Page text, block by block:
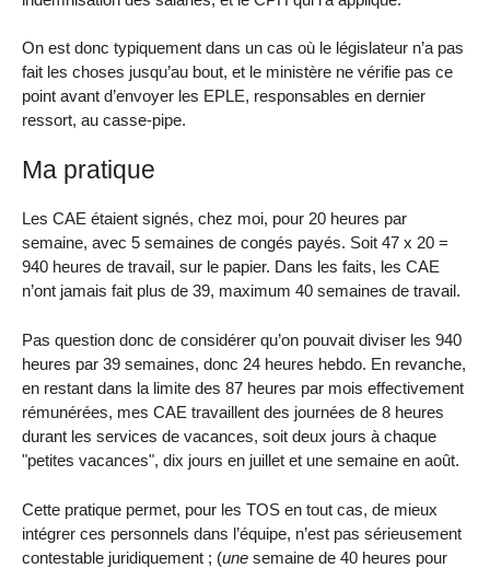
On est donc typiquement dans un cas où le législateur n’a pas
fait les choses jusqu’au bout, et le ministère ne vérifie pas ce
point avant d’envoyer les EPLE, responsables en dernier
ressort, au casse-pipe.
Ma pratique
Les CAE étaient signés, chez moi, pour 20 heures par
semaine, avec 5 semaines de congés payés. Soit 47 x 20 =
940 heures de travail, sur le papier. Dans les faits, les CAE
n’ont jamais fait plus de 39, maximum 40 semaines de travail.
Pas question donc de considérer qu’on pouvait diviser les 940
heures par 39 semaines, donc 24 heures hebdo. En revanche,
en restant dans la limite des 87 heures par mois effectivement
rémunérées, mes CAE travaillent des journées de 8 heures
durant les services de vacances, soit deux jours à chaque
"petites vacances", dix jours en juillet et une semaine en août.
Cette pratique permet, pour les TOS en tout cas, de mieux
intégrer ces personnels dans l’équipe, n’est pas sérieusement
contestable juridiquement ; (une semaine de 40 heures pour